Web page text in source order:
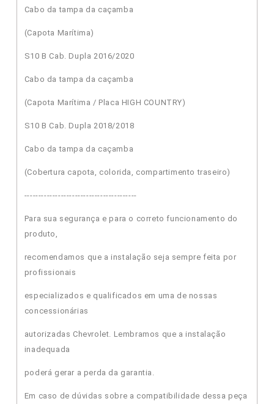
Cabo da tampa da caçamba
(Capota Marítima)
S10 B Cab. Dupla 2016/2020
Cabo da tampa da caçamba
(Capota Marítima / Placa HIGH COUNTRY)
S10 B Cab. Dupla 2018/2018
Cabo da tampa da caçamba
(Cobertura capota, colorida, compartimento traseiro)
----------------------------------------
Para sua segurança e para o correto funcionamento do
produto,
recomendamos que a instalação seja sempre feita por
profissionais
especializados e qualificados em uma de nossas
concessionárias
autorizadas Chevrolet. Lembramos que a instalação
inadequada
poderá gerar a perda da garantia.
Em caso de dúvidas sobre a compatibilidade dessa peça